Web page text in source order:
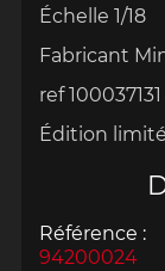
Échelle 1/18
Fabricant
ref 100037131
Édition
Référence :
94200024